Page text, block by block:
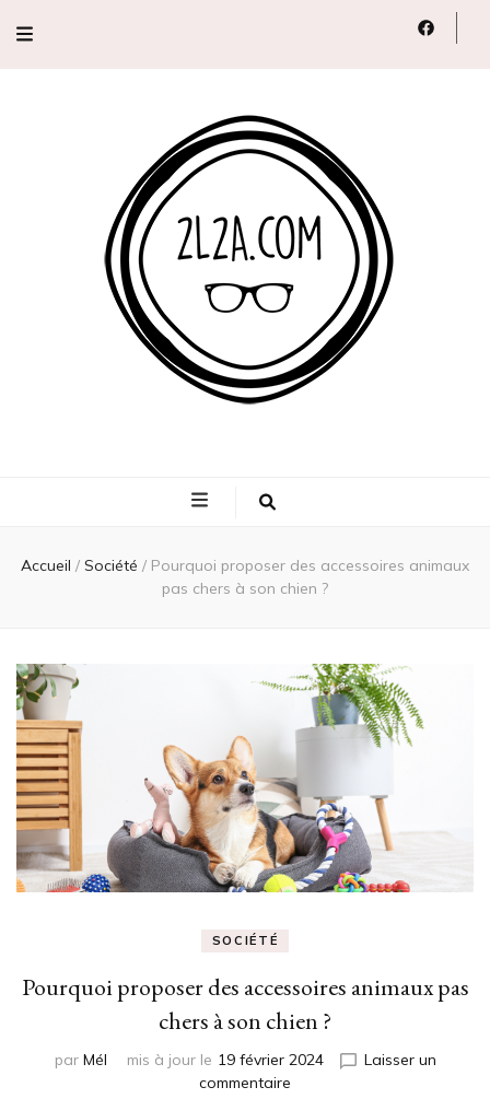
Accueil / Société / Pourquoi proposer des accessoires animaux
pas chers à son chien ?
SOCIÉTÉ
Pourquoi proposer des accessoires animaux pas
chers à son chien ?
par Mél mis à jour le 19 février 2024
Laisser un
commentaire